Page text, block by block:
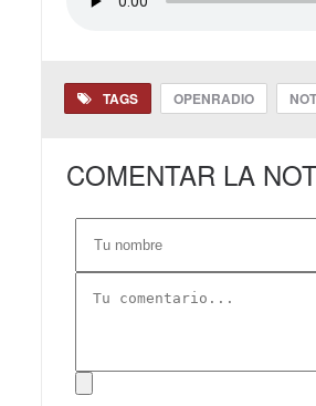
TAGS OPENRADIO
COMENTAR LA